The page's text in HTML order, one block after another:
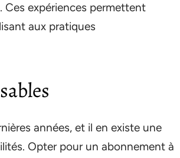
expériences permettent
aux pratiques
années, et il en existe une
Opter pour un abonnement à